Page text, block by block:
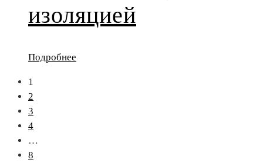
изоляцией
Подробнее
1
2
3
4
…
8